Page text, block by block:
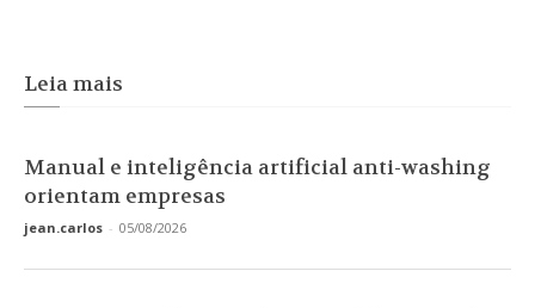
Leia mais
Manual e inteligência artificial anti-washing
orientam empresas
jean.carlos - 05/08/2026